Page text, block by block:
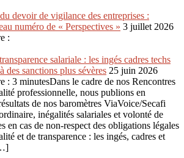
devoir de vigilance des entreprises :
numéro de « Perspectives » 3 juillet 2026
:
salariale : les ingés cadres techs
des sanctions plus sévères 25 juin 2026
: 3 minutesDans le cadre de nos Rencontres
professionnelle, nous publions en
de nos baromètres ViaVoice/Secafi
inégalités salariales et volonté de
en cas de non-respect des obligations légales
et de transparence : les ingés, cadres et